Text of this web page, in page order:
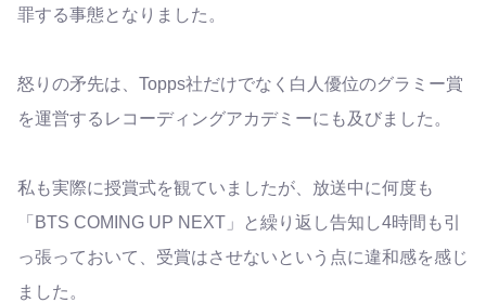
罪する事態となりました。
怒りの矛先は、Topps社だけでなく白人優位のグラミー賞
を運営するレコーディングアカデミーにも及びました。
私も実際に授賞式を観ていましたが、放送中に何度も
「BTS COMING UP NEXT」と繰り返し告知し4時間も引
っ張っておいて、受賞はさせないという点に違和感を感じ
ました。